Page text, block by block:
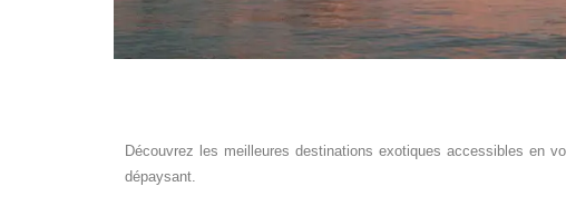
Découvrez les meilleures destinations exotiques accessibles en
dépaysant.